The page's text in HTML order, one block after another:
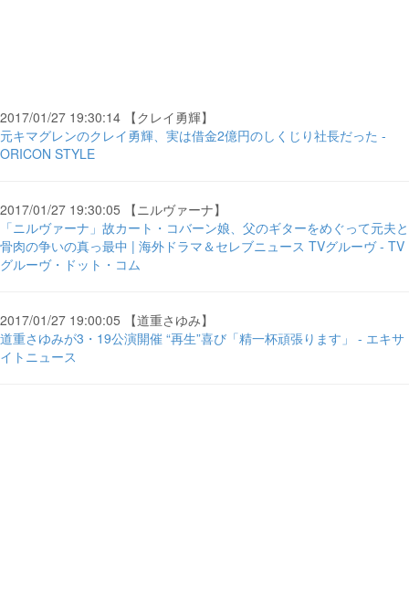
2017/01/27 19:30:14 【クレイ勇輝】
元キマグレンのクレイ勇輝、実は借金2億円のしくじり社長だった -
ORICON STYLE
2017/01/27 19:30:05 【ニルヴァーナ】
「ニルヴァーナ」故カート・コバーン娘、父のギターをめぐって元夫と
骨肉の争いの真っ最中 | 海外ドラマ＆セレブニュース TVグルーヴ - TV
グルーヴ・ドット・コム
2017/01/27 19:00:05 【道重さゆみ】
道重さゆみが3・19公演開催 “再生”喜び「精一杯頑張ります」 - エキサ
イトニュース